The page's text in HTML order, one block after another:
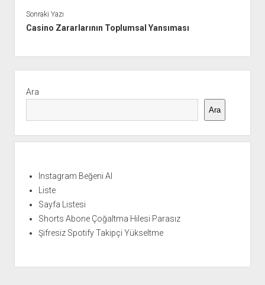
Sonraki Yazı
Casino Zararlarının Toplumsal Yansıması
Menü
Ara
Ara
Instagram Beğeni Al
Liste
Sayfa Listesi
Shorts Abone Çoğaltma Hilesi Parasız
Şifresiz Spotify Takipçi Yükseltme